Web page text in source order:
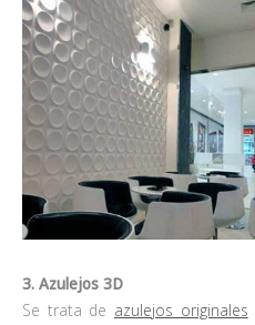
3. Azulejos 3D
Se trata de azulejos originales